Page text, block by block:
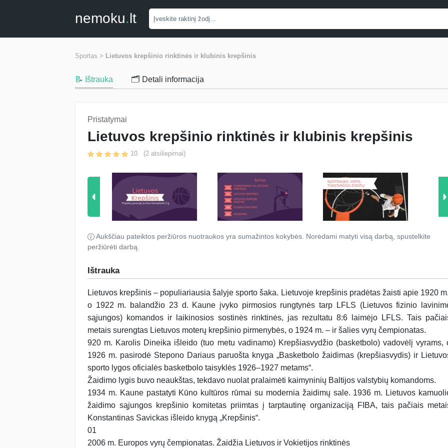
nemoku.lt
Sportas > Lietuvos krepšinio rinktinės ir klubinis krepšinis
📝 Ištrauka 🗂️ Detali informacija
Pristatymai
Lietuvos krepšinio rinktinės ir klubinis krepšinis
10 (2 atsiliepimai)
Aukščiau pateiktos peržiūros nuotraukos yra sumažintos kokybės. Norėdami matyti visą darbą, spustelkite
peržiūrėti darbą.
Ištrauka
Lietuvos krepšinis – populiariausia šalyje sporto šaka. Lietuvoje krepšinis pradėtas žaisti apie 1920
o 1922 m. balandžio 23 d. Kaune įvyko pirmosios rungtynės tarp LFLS (Lietuvos fizinio
sąjungos) komandos ir laikinosios sostinės rinktinės, jas rezultatu 8:6 laimėjo LFLS. Tais
metais surengtas Lietuvos moterų krepšinio pirmenybės, o 1924 m. – ir šalies vyrų čempionatas.
920 m. Karolis Dineika išleido (tuo metu vadinamo) Krepšiasvydžio (basketbolo) vadovėlį vyrams,
1926 m. pasirodė Stepono Dariaus paruošta knyga „Basketbolo žaidimas (krepšiasvydis) ir
sporto lygos oficialės basketbolo taisyklės 1926–1927 metams“.
Žaidimo lygis buvo neaukštas, tekdavo nuolat pralaimėti kaimyninių Baltijos valstybių komandoms.
1934 m. Kaune pastatyti Kūno kultūros rūmai su modernia žaidimų sale. 1936 m. Lietuvos
žaidimo sąjungos krepšinio komitetas priimtas į tarptautinę organizaciją FIBA, tais pačiais
Konstantinas Savickas išleido knygą „Krepšinis“.
01
2006 m. Europos vyrų čempionatas. Žaidžia Lietuvos ir Vokietijos rinktinės